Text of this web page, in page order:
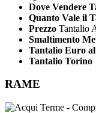
Dove Vendere
Quanto Vale il
Prezzo Tantalio
Smaltimento
Tantalio Euro
Tantalio Torino
RAME